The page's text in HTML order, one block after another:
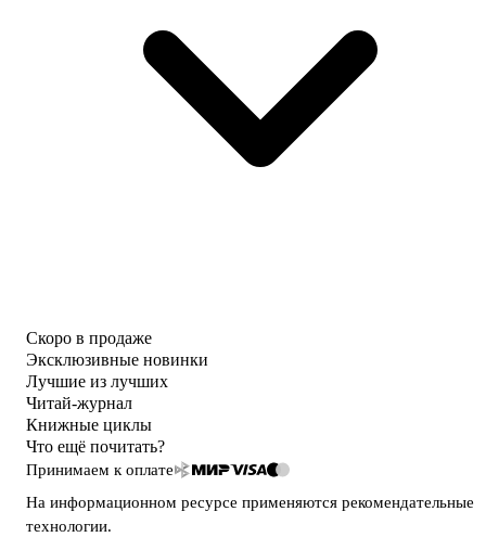
Скоро в продаже
Эксклюзивные новинки
Лучшие из лучших
Читай-журнал
Книжные циклы
Что ещё почитать?
Принимаем к оплате
На информационном ресурсе применяются рекомендательные
технологии.